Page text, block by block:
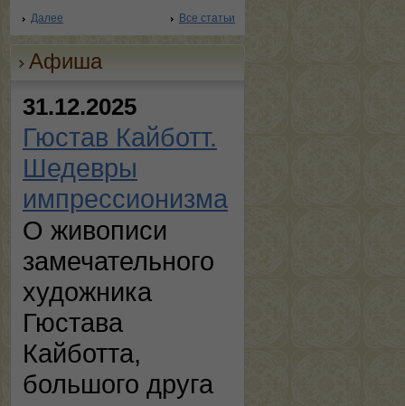
Далее Все статьи
Афиша
31.12.2025
Гюстав Кайботт.
Шедевры
импрессионизма
О живописи
замечательного
художника
Гюстава
Кайботта,
большого друга